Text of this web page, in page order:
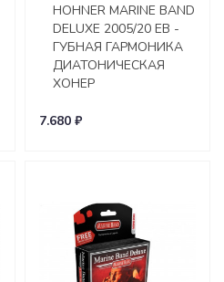
HOHNER MARINE BAND
DELUXE 2005/20 EB -
ГУБНАЯ ГАРМОНИКА
ДИАТОНИЧЕСКАЯ
ХОНЕР
7.680 ₽